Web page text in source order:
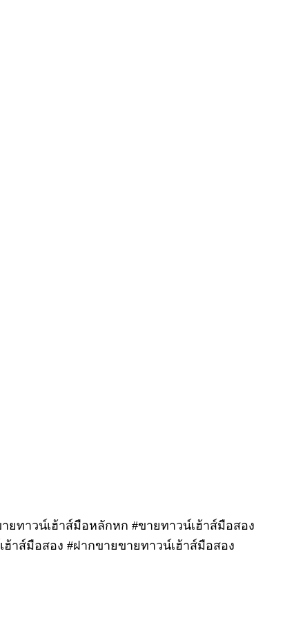
ทาวน์เฮ้าส์มือหลักหก #ขายทาวน์เฮ้าส์มือสอง
าส์มือสอง #ฝากขายขายทาวน์เฮ้าส์มือสอง